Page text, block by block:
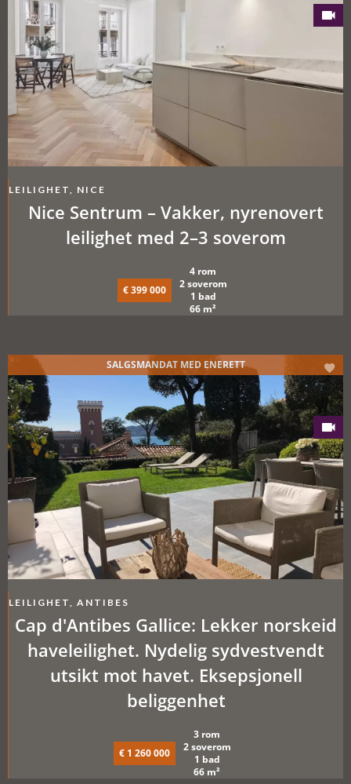
LEILIGHET, NICE
Nice Sentrum – Vakker, nyrenovert
leilighet med 2–3 soverom
€ 399 000
4 rom
2 soverom
1 bad
66 m²
LEILIGHET, ANTIBES
Cap d'Antibes Gallice: Lekker norskeid
haveleilighet. Nydelig sydvestvendt
utsikt mot havet. Eksepsjonell
beliggenhet
€ 1 260 000
3 rom
2 soverom
1 bad
66 m²
SALGSMANDAT MED ENERETT